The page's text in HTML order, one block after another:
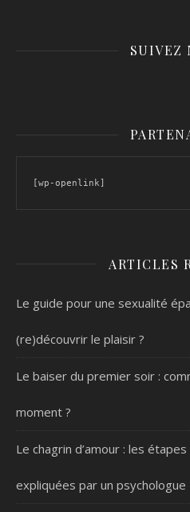
SUIVEZ
[wp-openlink]
ARTICLES
Le guide pour une sexualité
(re)découvrir le plaisir ?
Le baiser du premier soir :
moment ?
Le chagrin d’amour : les
expliquées par un psychologue